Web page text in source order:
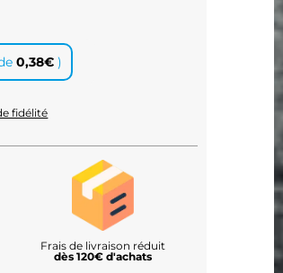
0,38€ )
fidélité
Frais de livraison réduit
dès 120€ d'achats